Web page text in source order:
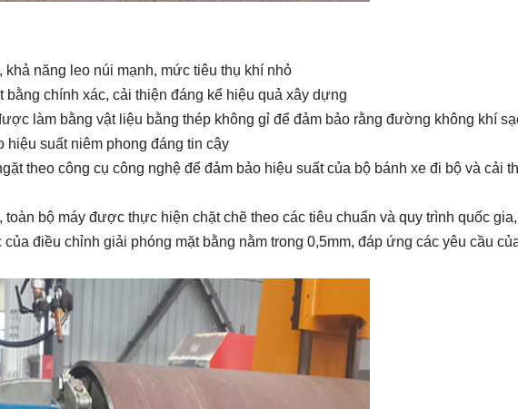
năng leo núi mạnh, mức tiêu thụ khí nhỏ
chính xác, cải thiện đáng kể hiệu quả xây dựng
làm bằng vật liệu bằng thép không gỉ để đảm bảo rằng đường không khí
hiệu suất niêm phong đáng tin cậy
theo công cụ công nghệ để đảm bảo hiệu suất của bộ bánh xe đi bộ và cải
bộ máy được thực hiện chặt chẽ theo các tiêu chuẩn và quy trình quốc
điều chỉnh giải phóng mặt bằng nằm trong 0,5mm, đáp ứng các yêu cầu